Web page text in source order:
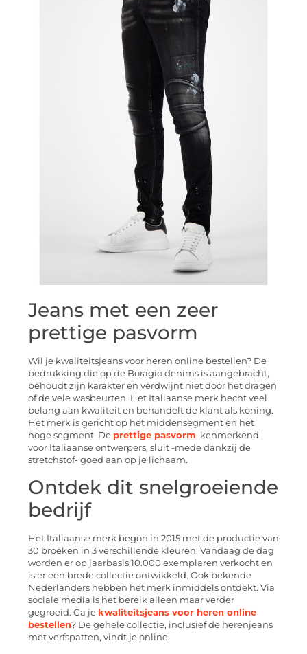
Jeans met een zeer
prettige pasvorm
Wil je kwaliteitsjeans voor heren online bestellen? De
bedrukking die op de Boragio denims is aangebracht,
behoudt zijn karakter en verdwijnt niet door het dragen
of de vele wasbeurten. Het Italiaanse merk hecht veel
belang aan kwaliteit en behandelt de klant als koning.
Het merk is gericht op het middensegment en het
hoge segment. De prettige pasvorm, kenmerkend
voor Italiaanse ontwerpers, sluit -mede dankzij de
stretchstof- goed aan op je lichaam.
Ontdek dit snelgroeiende
bedrijf
Het Italiaanse merk begon in 2015 met de productie van
30 broeken in 3 verschillende kleuren. Vandaag de dag
worden er op jaarbasis 10.000 exemplaren verkocht en
is er een brede collectie ontwikkeld. Ook bekende
Nederlanders hebben het merk inmiddels ontdekt. Via
sociale media is het bereik alleen maar verder
gegroeid. Ga je kwaliteitsjeans voor heren online
bestellen? De gehele collectie, inclusief de herenjeans
met verfspatten, vindt je online.